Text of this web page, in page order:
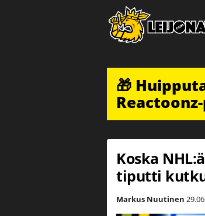
🎁
Koska
tiputti
Markus Nuutinen